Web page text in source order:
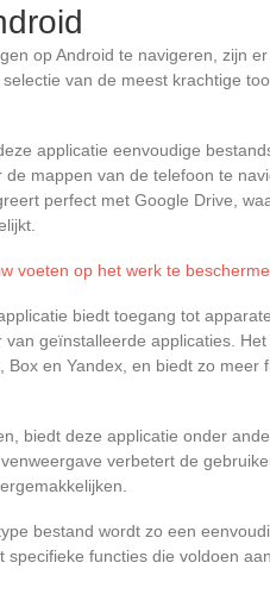
op Android te navigeren, zijn
van de meest krachtige
applicatie eenvoudige
mappen van de telefoon te
perfect met Google Drive,
voeten op het werk te
biedt toegang tot
geïnstalleerde applicaties.
en Yandex, en biedt zo meer
biedt deze applicatie onder
verbetert de
bestand wordt zo een
functies die voldoen